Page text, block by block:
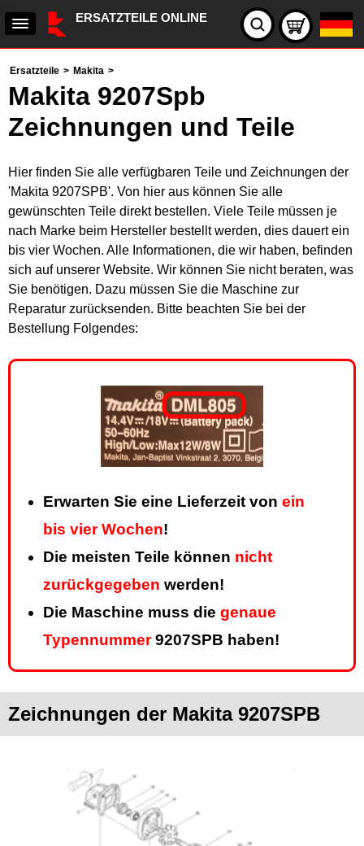
ERSATZTEILE ONLINE
Ersatzteile > Makita >
Makita 9207Spb
Zeichnungen und Teile
Hier finden Sie alle verfügbaren Teile und Zeichnungen der
'Makita 9207SPB'. Von hier aus können Sie alle
gewünschten Teile direkt bestellen. Viele Teile müssen je
nach Marke beim Hersteller bestellt werden, dies dauert ein
bis vier Wochen. Alle Informationen, die wir haben, befinden
sich auf unserer Website. Wir können Sie nicht beraten, was
Sie benötigen. Dazu müssen Sie die Maschine zur
Reparatur zurücksenden. Bitte beachten Sie bei der
Bestellung Folgendes:
Erwarten Sie eine Lieferzeit von ein
bis vier Wochen!
Die meisten Teile können nicht
zurückgegeben werden!
Die Maschine muss die genaue
Typennummer9207SPB haben!
Zeichnungen der Makita 9207SPB